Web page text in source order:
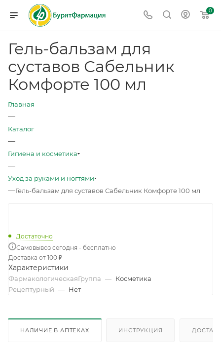
0
Гель-бальзам для
суставов Сабельник
Комфорте 100 мл
Главная
—
Каталог
—
Гигиена и косметика
—
Уход за руками и ногтями
—Гель-бальзам для суставов Сабельник Комфорте 100 мл
Достаточно
Самовывоз сегодня - бесплатно
Доставка от 100 ₽
Характеристики
ФармакологическаяГруппа — Косметика
Рецептурный — Нет
НАЛИЧИЕ В АПТЕКАХ ИНСТРУКЦИЯ